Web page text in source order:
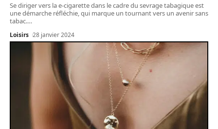
Se diriger vers la e-cigarette dans le cadre du sevrage tabagique est
une démarche réfléchie, qui marque un tournant vers un avenir sans
tabac.…
Loisirs 28 janvier 2024